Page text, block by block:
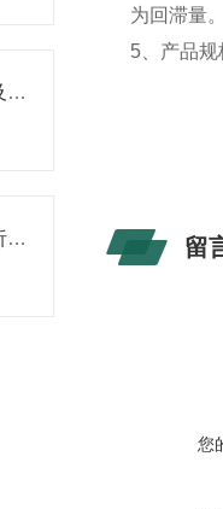
中置柜综合测控装置的特点及注意事项
开口式电流互感器的误差分析及校验方法
为回滞量
5、 产品
留
您